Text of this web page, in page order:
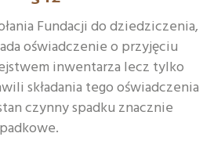
Fundacji do dziedziczenia,
oświadczenie o przyjęciu
inwentarza lecz tylko
składania tego oświadczenia
czynny spadku znacznie